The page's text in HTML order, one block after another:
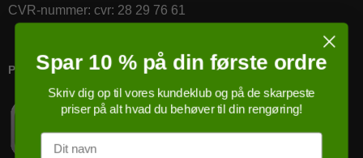
CVR-nummer: cvr: 28 29 76 61
PRICERUNNER KØBSGARANTI
Spar 10 % på din første ordre
Skriv dig op til vores kundeklub og på de skarpeste
priser på alt hvad du behøver til din rengøring!
Navn